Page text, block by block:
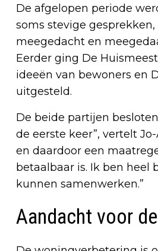
De afgelopen periode
soms stevige
meegedacht en
Eerder ging De
ideeën van bewoners en
uitgesteld.
De beide partijen
de eerste keer”, vertelt
en daardoor een
betaalbaar is. Ik ben
kunnen samenwerken.”
Aandacht voor